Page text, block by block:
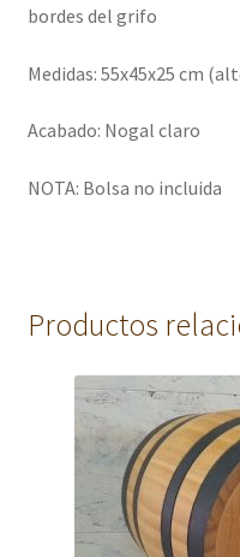
bordes del grifo
Medidas: 55x45x25 cm
Acabado: Nogal claro
NOTA: Bolsa no incluida
Productos